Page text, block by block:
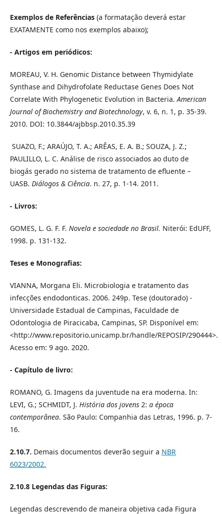
Exemplos de Referências (a formatação deverá estar
EXATAMENTE como nos exemplos abaixo);
- Artigos em periódicos:
MOREAU, V. H. Genomic Distance between Thymidylate
Synthase and Dihydrofolate Reductase Genes Does Not
Correlate With Phylogenetic Evolution in Bacteria.American
Journal of Biochemistry and Biotechnology, v. 6, n. 1, p. 35-39.
2010. DOI: 10.3844/ajbbsp.2010.35.39
SUAZO, F.; ARAÚJO, T. A.; ARÊAS, E. A. B.; SOUZA, J. Z.;
PAULILLO, L. C. Análise de risco associados ao duto de
biogás gerado no sistema de tratamento de efluente –
UASB. Diálogos & Ciência. n. 27, p. 1-14. 2011.
- Livros:
GOMES, L. G. F. F. Novela e sociedade no Brasil. Niterói: EdUFF,
1998. p. 131-132.
Teses e Monografias:
VIANNA, Morgana Eli. Microbiologia e tratamento das
infecções endodonticas. 2006. 249p. Tese (doutorado) -
Universidade Estadual de Campinas, Faculdade de
Odontologia de Piracicaba, Campinas, SP. Disponível em:
<http://www.repositorio.unicamp.br/handle/REPOSIP/290444>.
Acesso em: 9 ago. 2020.
- Capítulo de livro:
ROMANO, G. Imagens da juventude na era moderna. In:
LEVI, G.; SCHMIDT, J. História dos jovens 2: a época
contemporânea. São Paulo: Companhia das Letras, 1996. p. 7-
16.
2.10.7. Demais documentos deverão seguir a NBR
6023/2002.
2.10.8 Legendas das Figuras:
Legendas descrevendo de maneira objetiva cada Figura